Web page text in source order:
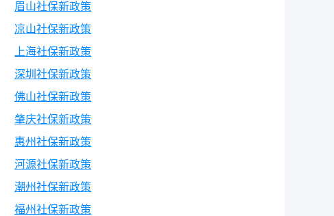
眉山社保新政策
凉山社保新政策
上海社保新政策
深圳社保新政策
佛山社保新政策
肇庆社保新政策
惠州社保新政策
河源社保新政策
潮州社保新政策
福州社保新政策